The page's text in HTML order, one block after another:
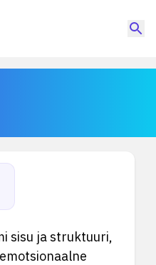
sisu ja struktuuri,